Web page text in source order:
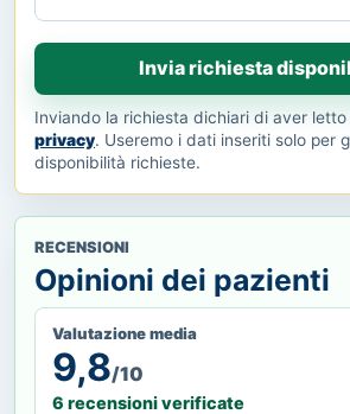
Invia richiesta
Inviando la richiesta dichiari di aver letto
privacy. Useremo i dati inseriti solo per
disponibilità richieste.
RECENSIONI
Opinioni dei pazienti
Valutazione media
9,8/10
6 recensioni verificate